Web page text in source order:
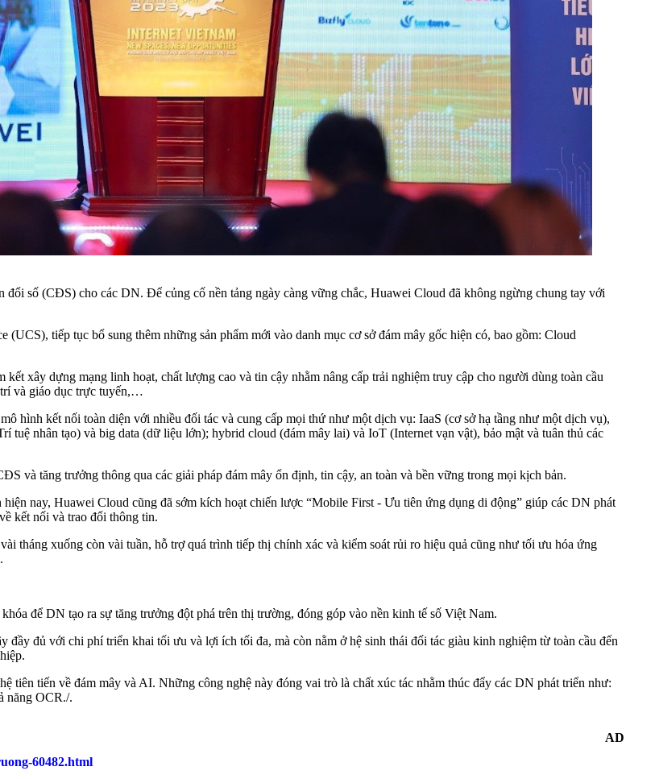
đổi số (CĐS) cho các DN. Để củng cố nền tảng ngày càng vững chắc, Huawei Cloud đã không ngừng chung tay với
tiếp tục bổ sung thêm những sản phẩm mới vào danh mục cơ sở đám mây gốc hiện có, bao gồm: Cloud
xây dựng mạng linh hoạt, chất lượng cao và tin cậy nhằm nâng cấp trải nghiệm truy cập cho người dùng toàn cầu
và giáo dục trực tuyến,…
hình kết nối toàn diện với nhiều đối tác và cung cấp mọi thứ như một dịch vụ: IaaS (cơ sở hạ tầng như một dịch vụ),
tuệ nhân tạo) và big data (dữ liệu lớn); hybrid cloud (đám mây lai) và IoT (Internet vạn vật), bảo mật và tuân thủ các
và tăng trưởng thông qua các giải pháp đám mây ổn định, tin cậy, an toàn và bền vững trong mọi kịch bản.
nay, Huawei Cloud cũng đã sớm kích hoạt chiến lược “Mobile First - Ưu tiên ứng dụng di động” giúp các DN phát
kết nối và trao đổi thông tin.
tháng xuống còn vài tuần, hỗ trợ quá trình tiếp thị chính xác và kiểm soát rủi ro hiệu quả cũng như tối ưu hóa ứng
để DN tạo ra sự tăng trưởng đột phá trên thị trường, đóng góp vào nền kinh tế số Việt Nam.
đầy đủ với chi phí triển khai tối ưu và lợi ích tối đa, mà còn nằm ở hệ sinh thái đối tác giàu kinh nghiệm từ toàn cầu đến
tiến về đám mây và AI. Những công nghệ này đóng vai trò là chất xúc tác nhằm thúc đẩy các DN phát triển như:
năng OCR./.
AD
60482.html